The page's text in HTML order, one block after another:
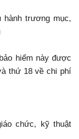
hành trương mục,
hiểm này được
thứ 18 về chi phí
chức, kỹ thuật